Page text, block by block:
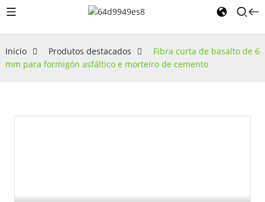
Inicio Produtos destacados
Fibra curta de basalto de 6
mm para formigón asfáltico e morteiro de cemento